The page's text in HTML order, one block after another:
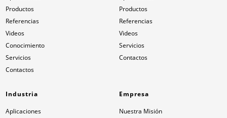
Productos
Referencias
Videos
Conocimiento
Servicios
Contactos
Productos
Referencias
Videos
Servicios
Contactos
Industria
Aplicaciones
Empresa
Nuestra Misión